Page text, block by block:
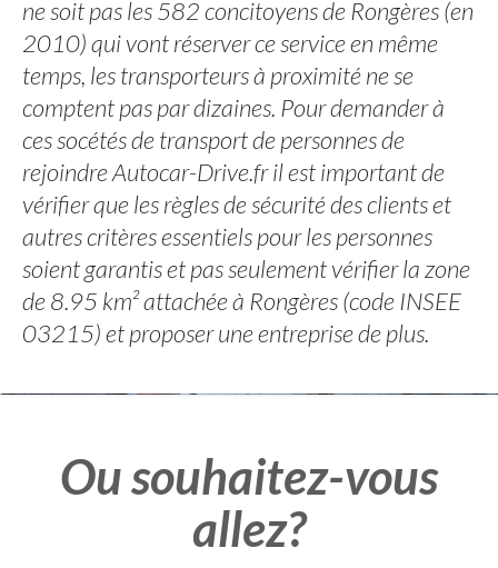
ne soit pas les 582 concitoyens de Rongères (en
2010) qui vont réserver ce service en même
temps, les transporteurs à proximité ne se
comptent pas par dizaines. Pour demander à
ces socétés de transport de personnes de
rejoindre Autocar-Drive.fr il est important de
vérifier que les règles de sécurité des clients et
autres critères essentiels pour les personnes
soient garantis et pas seulement vérifier la zone
de 8.95 km² attachée à Rongères (code INSEE
03215) et proposer une entreprise de plus.
Ou souhaitez-vous
allez?